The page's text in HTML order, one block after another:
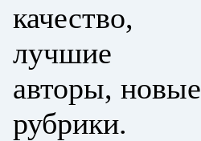
качество,
лучшие
авторы, новые
рубрики.